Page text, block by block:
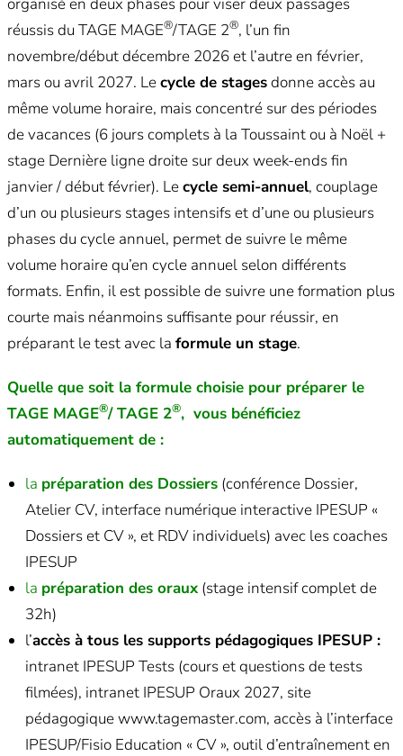
réussis du TAGE MAGE®/TAGE 2®, l’un fin
novembre/début décembre 2026 et l’autre en février,
mars ou avril 2027. Lecycle de stagesdonne accès au
même volume horaire, mais concentré sur des périodes
de vacances (6 jours complets à la Toussaint ou à Noël +
stage Dernière ligne droite sur deux week-ends fin
janvier / début février). Lecycle semi-annuel, couplage
d’un ou plusieurs stages intensifs et d’une ou plusieurs
phases du cycle annuel, permet de suivre le même
volume horaire qu’en cycle annuel selon différents
formats. Enfin, il est possible de suivre une formation plus
courte mais néanmoins suffisante pour réussir, en
préparant le test avec la formule un stage.
Quelle que soit la formule choisie pour préparer le
TAGE MAGE®/ TAGE 2®, vous bénéficiez
automatiquement de :
la préparation des Dossiers (conférence Dossier,
Atelier CV, interface numérique interactive IPESUP «
Dossiers et CV », et RDV individuels) avec les coaches
IPESUP
la préparation des oraux(stage intensif complet de
32h)
l’accès à tous les supports pédagogiques IPESUP :
intranet IPESUP Tests (cours et questions de tests
filmées), intranet IPESUP Oraux 2027, site
pédagogique www.tagemaster.com, accès à l’interface
IPESUP/Fisio Education « CV », outil d’entraînement en